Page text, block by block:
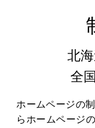
北
全
ホームページの
らホームページ